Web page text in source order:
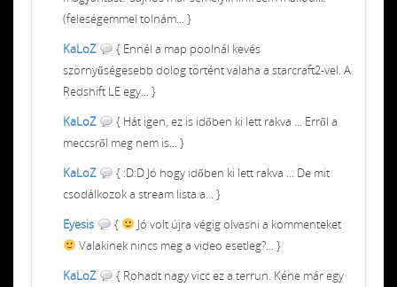
(feleségemmel tolnám... }
KaLoZ
{ Ennél a map poolnál kevés
szörnyűségesebb dolog történt valaha a starcraft2-vel. A
Redshift LE egy... }
KaLoZ
{ Hát igen, ez is időben ki lett rakva ... Erről a
meccsről meg nem is... }
KaLoZ
{ :D:D Jó hogy időben ki lett rakva ... De mit
csodálkozok a stream lista a... }
Eyesis
{
Jó volt újra végig olvasni a kommenteket
Valakinek nincs meg a video esetleg?... }
KaLoZ
{ Rohadt nagy vicc ez a terrun. Kéne már egy